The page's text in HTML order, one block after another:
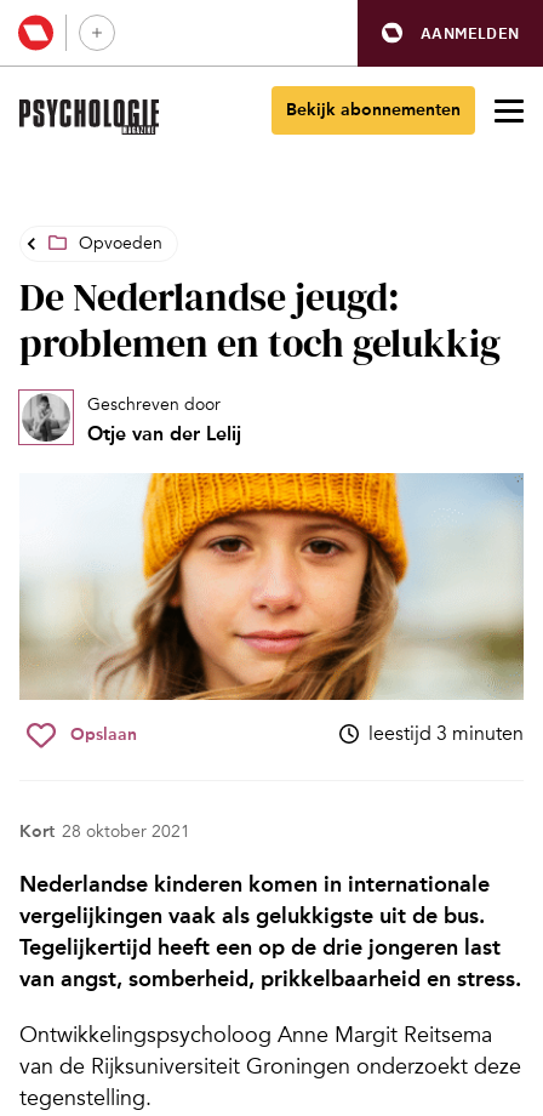
AANMELDEN
Bekijk abonnementen
Opvoeden
De Nederlandse jeugd:
problemen en toch gelukkig
Geschreven door
Otje van der Lelij
Opslaan leestijd 3 minuten
Kort 28 oktober 2021
Nederlandse kinderen komen in internationale
vergelijkingen vaak als gelukkigste uit de bus.
Tegelijkertijd heeft een op de drie jongeren last
van angst, somberheid, prikkelbaarheid en stress.
Ontwikkelingspsycholoog Anne Margit Reitsema
van de Rijksuniversiteit Groningen onderzoekt deze
tegenstelling.